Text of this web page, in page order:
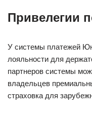
Привелегии
У системы платежей
лояльности для
партнеров системы
владельцев
страховка для